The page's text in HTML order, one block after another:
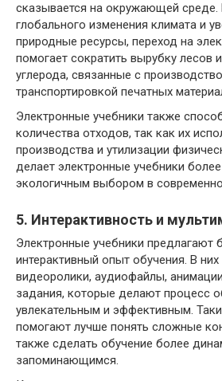
сказывается на окружающей среде.
глобального изменения климата и
природные ресурсы, переход на
помогает сократить вырубку лесов
углерода, связанные с
транспортировкой печатных
Электронные учебники также
количества отходов, так как их
производства и утилизации
делает электронные учебники
экологичным выбором в
5. Интерактивность и
Электронные учебники предлагают
интерактивный опыт обучения. В
видеоролики, аудиофайлы,
задания, которые делают процесс
увлекательным и эффективным.
помогают лучше понять сложные
также сделать обучение более
запоминающимся.